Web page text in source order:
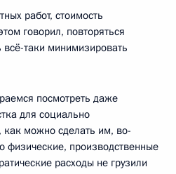
работ, стоимость
говорил, повторяться
всё-таки минимизировать
посмотреть даже
для социально
можно сделать им, во-
физические, производственные
расходы не грузили